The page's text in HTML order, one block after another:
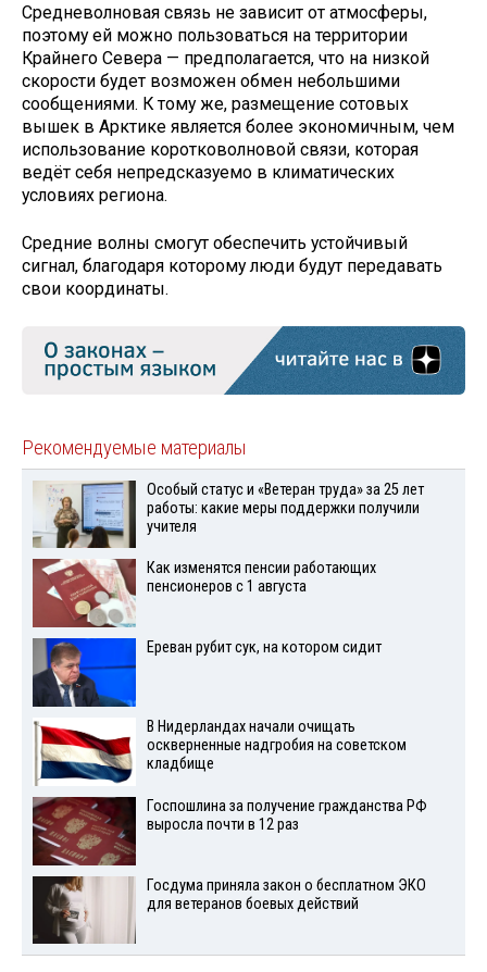
Средневолновая связь не зависит от атмосферы,
поэтому ей можно пользоваться на территории
Крайнего Севера — предполагается, что на низкой
скорости будет возможен обмен небольшими
сообщениями. К тому же, размещение сотовых
вышек в Арктике является более экономичным, чем
использование коротковолновой связи, которая
ведёт себя непредсказуемо в климатических
условиях региона.
Средние волны смогут обеспечить устойчивый
сигнал, благодаря которому люди будут передавать
свои координаты.
Рекомендуемые материалы
Особый статус и «Ветеран труда» за 25 лет
работы: какие меры поддержки получили
учителя
Как изменятся пенсии работающих
пенсионеров с 1 августа
Ереван рубит сук, на котором сидит
В Нидерландах начали очищать
оскверненные надгробия на советском
кладбище
Госпошлина за получение гражданства РФ
выросла почти в 12 раз
Госдума приняла закон о бесплатном ЭКО
для ветеранов боевых действий